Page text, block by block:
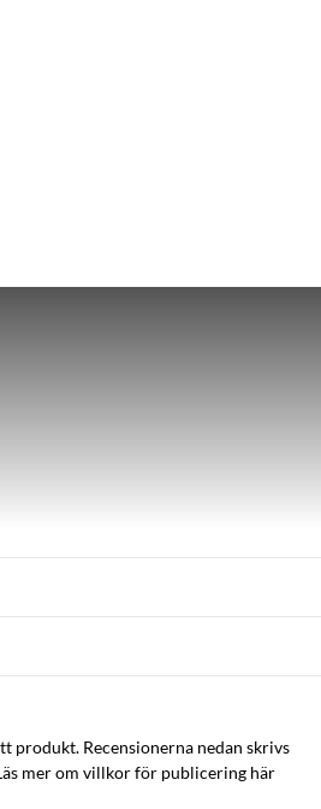
produkt. Recensionerna nedan skrivs
mer om villkor för publicering här